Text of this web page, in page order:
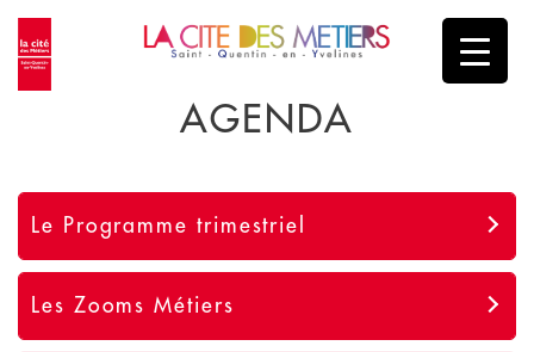
AGENDA
Le Programme trimestriel
Les Zooms Métiers